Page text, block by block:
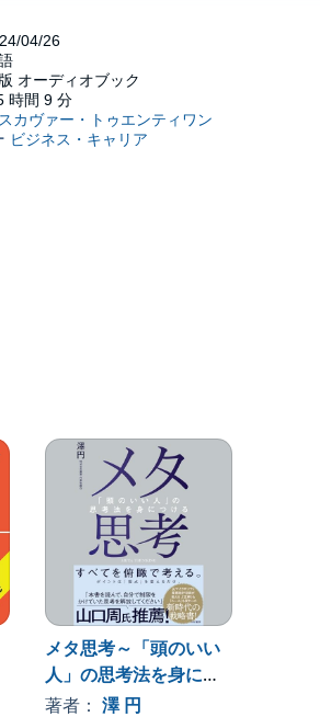
メタ思考～「頭のいい
人」の思考法を身につ
ける
著者：澤 円